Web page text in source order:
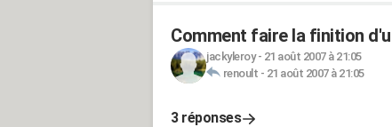
Comment faire la finition
jackyleroy- 21 août 2007 à 21:05
renoult - 21 août 2007 à 21:05
3 réponses